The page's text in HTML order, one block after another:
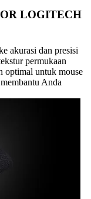
LOGITECH
akurasi dan presisi
permukaan
optimal untuk mouse
Anda